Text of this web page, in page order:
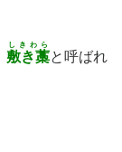
敷き藁
しきわら
と呼ばれ